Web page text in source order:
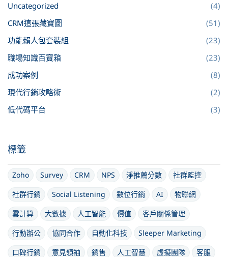
Uncategorized
(4)
CRM這張藏寶圖
(51)
功能賴人包套裝組
(23)
職場知識百寶箱
(23)
成功案例
(8)
現代行銷攻略術
(2)
低代碼平台
(3)
標籤
Zoho Survey CRM NPS 淨推薦分數
社群監控
社群行銷
Social Listening 數位行銷 AI
物聯網
雲計算
大數據 人工智能 價值
客戶關係管理
行動辦公
協同合作 自動化科技
Sleeper Marketing
口碑行銷
意見領袖 銷售 人工智慧 虛擬團隊
客服